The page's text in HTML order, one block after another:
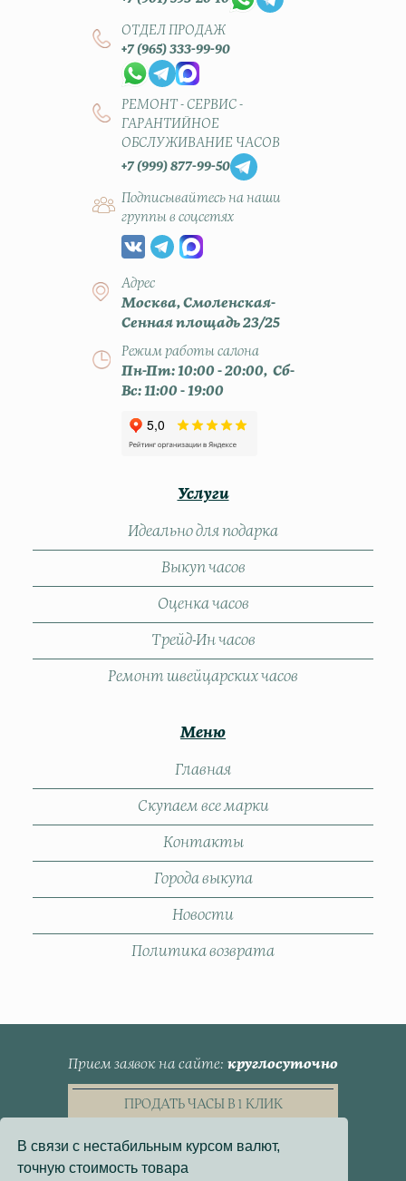
ОТДЕЛ ПРОДАЖ
+7 (965) 333-99-90
РЕМОНТ - СЕРВИС -
ГАРАНТИЙНОЕ
ОБСЛУЖИВАНИЕ ЧАСОВ
+7 (999) 877-99-50
Подписывайтесь на наши
группы в соцсетях
Адрес
Москва, Смоленская-
Сенная площадь 23/25
Режим работы салона
Пн-Пт: 10:00 - 20:00, Сб-
Вс: 11:00 - 19:00
Услуги
Идеально для подарка
Выкуп часов
Оценка часов
Трейд-Ин часов
Ремонт швейцарских часов
Меню
Главная
Скупаем все марки
Контакты
Города выкупа
Новости
Политика возврата
Прием заявок на сайте круглосуточно
ПРОДАТЬ ЧАСЫ В 1 КЛИК
В связи с нестабильным курсом валют,
точную стоимость товара